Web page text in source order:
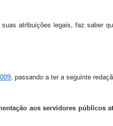
atribuições legais, faz saber
, passando a ter a seguinte
aos servidores públicos